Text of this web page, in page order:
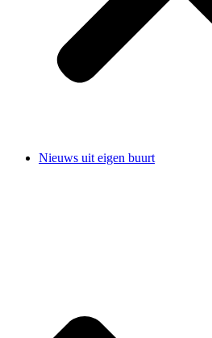
Nieuws uit eigen buurt